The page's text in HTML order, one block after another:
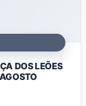
DOS LEÕES